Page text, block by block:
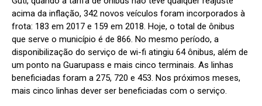
acima da inflação, 342 novos veículos foram incorporados à
frota: 183 em 2017 e 159 em 2018. Hoje, o total de ônibus
que serve o município é de 866. No mesmo período, a
disponibilização do serviço de wi-fi atingiu 64 ônibus, além de
um ponto na Guarupass e mais cinco terminais. As linhas
beneficiadas foram a 275, 720 e 453. Nos próximos meses,
mais cinco linhas dever ser beneficiadas com o serviço.